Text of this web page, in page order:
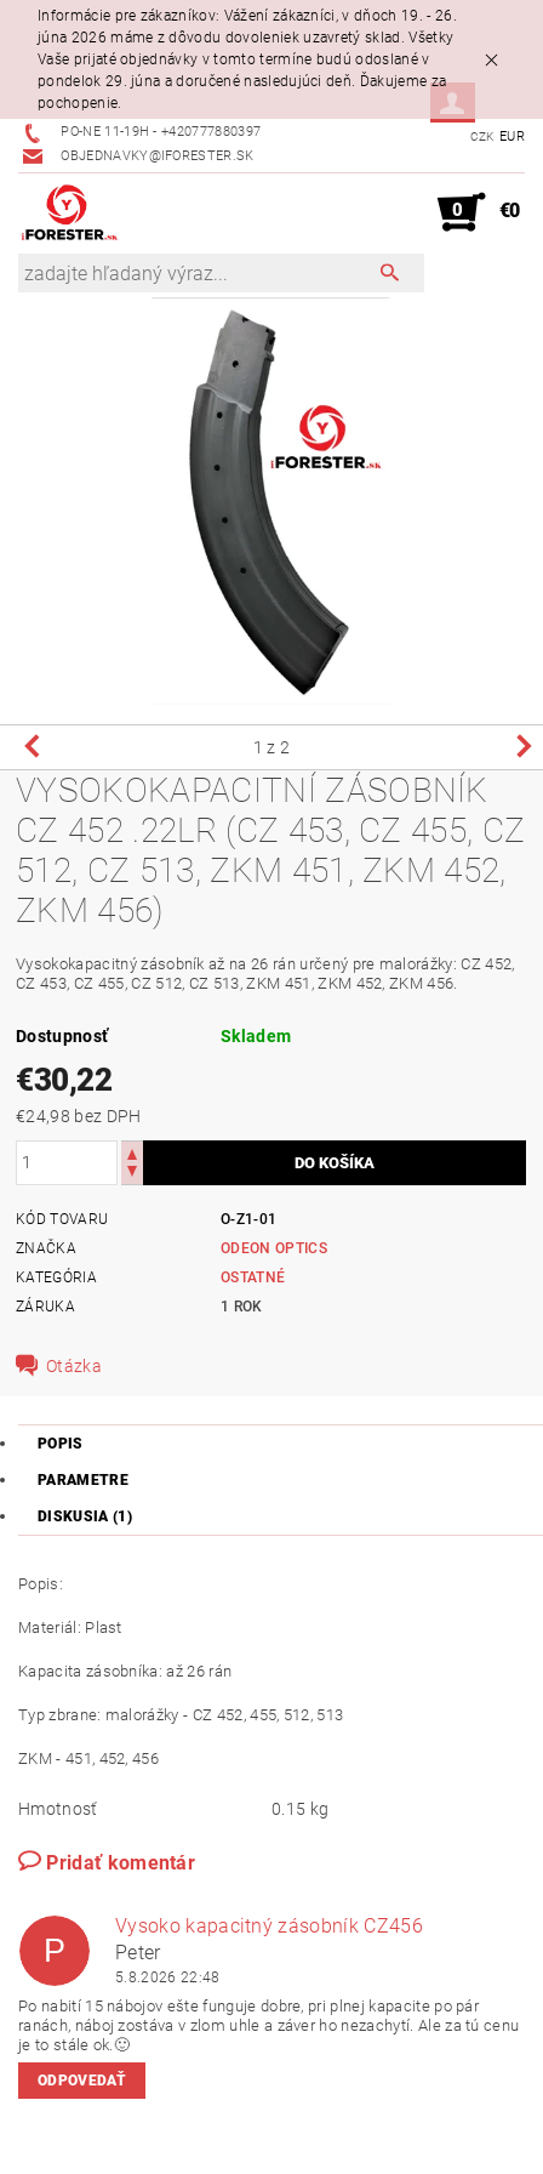
Informácie pre zákazníkov: Vážení zákazníci, v dňoch 19. - 26.
júna 2026 máme z dôvodu dovoleniek uzavretý sklad. Všetky
Vaše prijaté objednávky v tomto termíne budú odoslané v
pondelok 29. júna a doručené nasledujúci deň. Ďakujeme za
pochopenie.
PO-NE 11-19H - +420777880397
OBJEDNAVKY@IFORESTER.SK
CZK EUR
0 €0
1 z 2
VYSOKOKAPACITNÍ ZÁSOBNÍK
CZ 452 .22LR (CZ 453, CZ 455, CZ
512, CZ 513, ZKM 451, ZKM 452,
ZKM 456)
Vysokokapacitný zásobník až na 26 rán určený pre malorážky: CZ 452,
CZ 453, CZ 455, CZ 512, CZ 513, ZKM 451, ZKM 452, ZKM 456.
Dostupnosť Skladem
€30,22
€24,98 bez DPH
KÓD TOVARU
O-Z1-01
ZNAČKA
ODEON OPTICS
KATEGÓRIA
OSTATNÉ
ZÁRUKA
1 ROK
Otázka
POPIS
PARAMETRE
DISKUSIA (1)
Popis:
Materiál: Plast
Kapacita zásobníka: až 26 rán
Typ zbrane: malorážky - CZ 452, 455, 512, 513
ZKM - 451, 452, 456
Hmotnosť 0.15 kg
Pridať komentár
P
Vysoko kapacitný zásobník CZ456
Peter
5.8.2026 22:48
Po nabití 15 nábojov ešte funguje dobre, pri plnej kapacite po pár
ranách, náboj zostáva v zlom uhle a záver ho nezachytí. Ale za tú cenu
je to stále ok.🙂
ODPOVEDAŤ